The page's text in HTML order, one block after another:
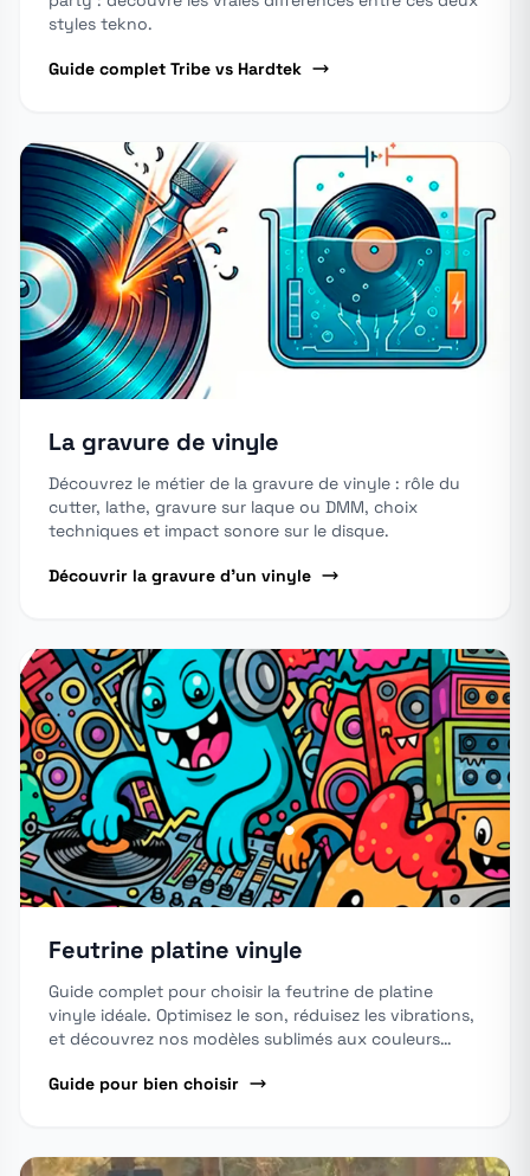
styles tekno.
Guide complet Tribe vs Hardtek
La gravure de vinyle
Découvrez le métier de la gravure de vinyle : rôle du
cutter, lathe, gravure sur laque ou DMM, choix
techniques et impact sonore sur le disque.
Découvrir la gravure d'un vinyle
Feutrine platine vinyle
Guide complet pour choisir la feutrine de platine
vinyle idéale. Optimisez le son, réduisez les vibrations,
et découvrez nos modèles sublimés aux couleurs
Guide pour bien choisir